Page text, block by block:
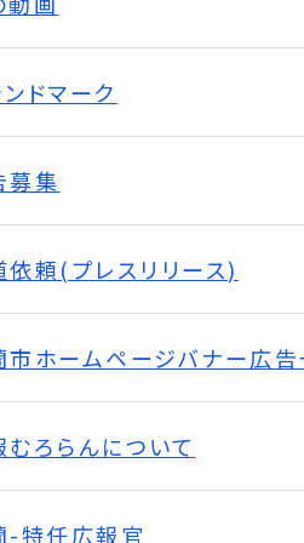
ドマーク
募集
依頼(プレスリリース)
市ホームページバナー広
むろらんについて
-特任広報官